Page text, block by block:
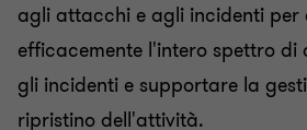
agli attacchi e agli incidenti per
efficacemente l'intero spettro di
gli incidenti e supportare la
ripristino dell'attività.